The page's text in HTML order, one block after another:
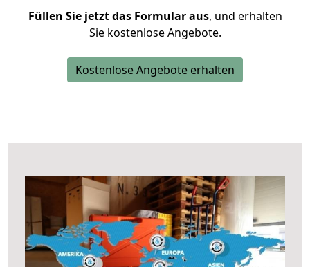
Füllen Sie jetzt das Formular aus, und erhalten
Sie kostenlose Angebote.
Kostenlose Angebote erhalten